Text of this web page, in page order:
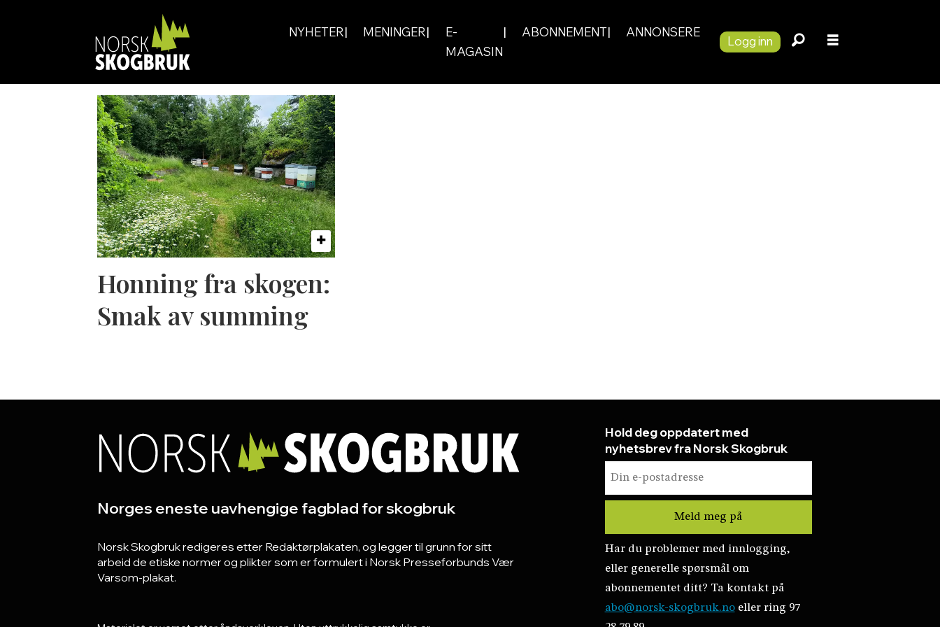
NYHETER MENINGER
E-
MAGASIN
ABONNEMENT ANNONSERE
Logg inn
honning
Honning fra skogen:
Smak av summing
Norges eneste uavhengige fagblad for skogbruk
Norsk Skogbruk redigeres etter Redaktørplakaten, og legger til grunn for sitt
arbeid de etiske normer og plikter som er formulert i Norsk Presseforbunds Vær
Varsom-plakat.
Hold deg oppdatert med
nyhetsbrev fra Norsk Skogbruk
Har du problemer med innlogging,
eller generelle spørsmål om
abonnementet ditt? Ta kontakt på
abo@norsk-skogbruk.noeller ring 97